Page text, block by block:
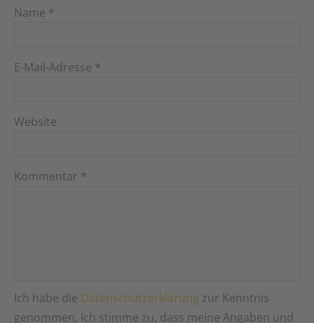
Name *
E-Mail-Adresse *
Website
Kommentar *
Ich habe die Datenschutzerklärung zur Kenntnis
genommen. Ich stimme zu, dass meine Angaben und